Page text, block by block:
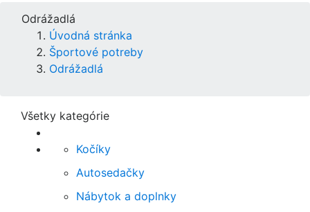
Odrážadlá
Úvodná stránka
Športové potreby
Odrážadlá
Všetky kategórie
Kočíky
Autosedačky
Nábytok a doplnky